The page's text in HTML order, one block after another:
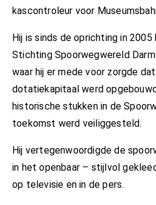
kascontroleur voor
Hij is sinds de oprichting in
Stichting Spoorwegwereld
waar hij er mede voor zorgde
dotatiekapitaal werd
historische stukken in de
toekomst werd veiliggesteld.
Hij vertegenwoordigde de
in het openbaar – stijlvol
op televisie en in de pers.